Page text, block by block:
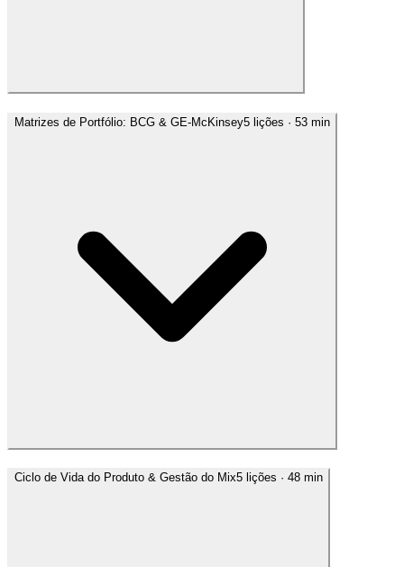
Matrizes de Portfólio: BCG & GE-McKinsey5 lições · 53 min
Ciclo de Vida do Produto & Gestão do Mix5 lições · 48 min